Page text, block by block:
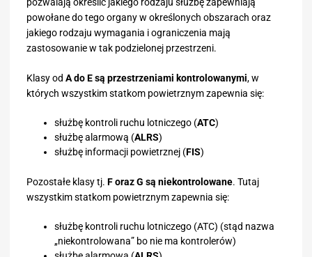
pozwalają określić jakiego rodzaju służbę zapewniają
powołane do tego organy w określonych obszarach oraz
jakiego rodzaju wymagania i ograniczenia mają
zastosowanie w tak podzielonej przestrzeni.
Klasy od A do E są przestrzeniami kontrolowanymi, w
których wszystkim statkom powietrznym zapewnia się:
służbę kontroli ruchu lotniczego (ATC)
służbę alarmową (ALRS)
służbę informacji powietrznej (FIS)
Pozostałe klasy tj. F oraz G są niekontrolowane. Tutaj
wszystkim statkom powietrznym zapewnia się:
służbę kontroli ruchu lotniczego (ATC) (stąd nazwa
„niekontrolowana” bo nie ma kontrolerów)